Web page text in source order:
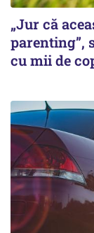
„Jur că
parenting”,
cu mii de